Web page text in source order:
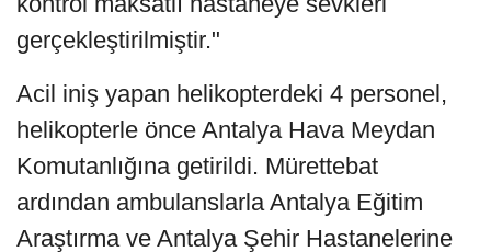
gerçekleştirilmiştir."
Acil iniş yapan helikopterdeki 4 personel,
helikopterle önce Antalya Hava Meydan
Komutanlığına getirildi. Mürettebat
ardından ambulanslarla Antalya Eğitim
Araştırma ve Antalya Şehir Hastanelerine